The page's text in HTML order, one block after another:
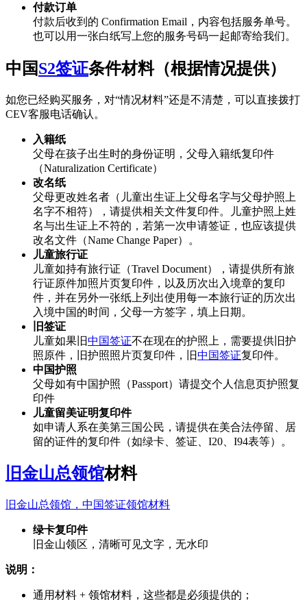
付款订单
付款后收到的 Confirmation Email，内容包括服务单号。
也可以用一张白纸写上您的服务号码一起邮寄给我们。
中国S2签证条件材料（根据情况提供）
如您已经购买服务，对“情况材料”还是不清楚，可以直接拨打
CEV客服电话确认。
入籍纸
父母在孩子出生时的身份证明，父母入籍纸复印件
（Naturalization Certificate）
改名纸
父母更改姓名者（儿童出生证上父母名字与父母护照上
名字不相符），请提供相关文件复印件。儿童护照上姓
名与出生证上不符的，若第一次申请签证，也应该提供
改名文件（Name Change Paper）。
儿童旅行证
儿童如持有旅行证（Travel Document），请提供所有旅
行证原件加照片页复印件，以及历次出入境章的复印
件，并在另外一张纸上列出使用每一本旅行证的历次出
入境中国的时间，父母一方签字，填上日期。
旧签证
儿童如果旧中国签证不在现在的护照上，需要提供旧护
照原件，旧护照照片页复印件，旧中国签证复印件。
中国护照
父母如有中国护照（Passport）请提交个人信息页护照复
印件
儿童留美证明复印件
如申请人系在美第三国公民，请提供在美合法停留、居
留的证件的复印件（如绿卡、签证、I20、I94表等）。
旧金山总领馆材料
旧金山总领馆，中国签证领馆材料
绿卡复印件
旧金山领区，清晰可见文字，无水印
说明：
通用材料 + 领馆材料，这些都是必须提供的；